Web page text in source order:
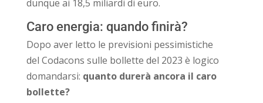
dunque ai 18,5 miliardi di euro.
Caro energia: quando finirà?
Dopo aver letto le previsioni pessimistiche
del Codacons sulle bollette del 2023 è logico
domandarsi: quanto durerà ancora il caro
bollette?